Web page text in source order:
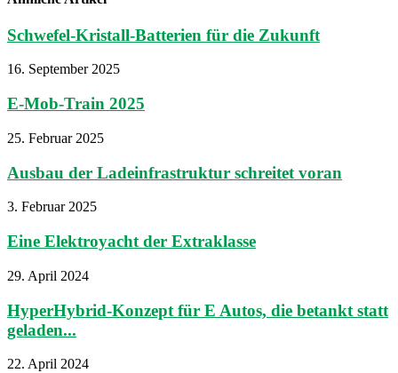
Schwefel-Kristall-Batterien für die Zukunft
16. September 2025
E-Mob-Train 2025
25. Februar 2025
Ausbau der Ladeinfrastruktur schreitet voran
3. Februar 2025
Eine Elektroyacht der Extraklasse
29. April 2024
HyperHybrid-Konzept für E Autos, die betankt statt
geladen...
22. April 2024